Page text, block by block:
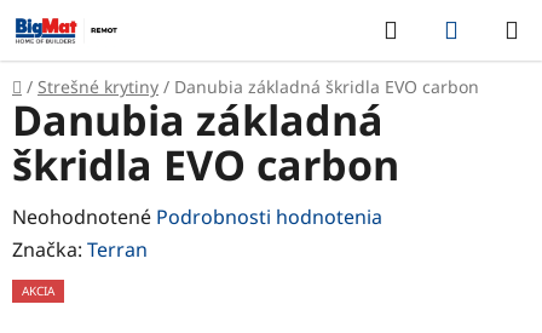
Prejsť
na
obsah
Hľadať
KOŠÍK
Domov
/ Strešné krytiny / Danubia základná škridla EVO carbon
Danubia základná
škridla EVO carbon
Priemerné
hodnotenie
produktu
Neohodnotené Podrobnosti hodnotenia
Značka: Terran
AKCIA